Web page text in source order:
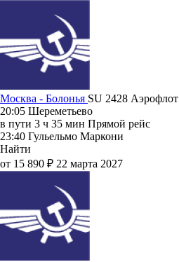
Москва - Болонья SU 2428 Аэрофлот
20:05 Шереметьево
в пути 3 ч 35 мин Прямой рейс
23:40 Гульельмо Маркони
Найти
от 15 890 ₽ 22 марта 2027